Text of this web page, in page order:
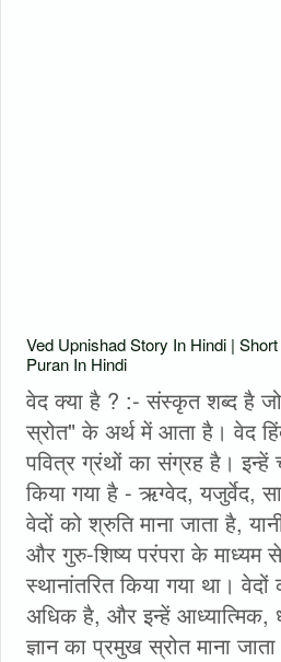
Ved Upnishad Story In Hindi |
Puran In Hindi
वेद क्या है ? :- संस्कृत शब्द है जो
स्रोत" के अर्थ में आता है। वेद
पवित्र ग्रंथों का संग्रह है। इन्हें
किया गया है - ऋग्वेद, यजुर्वेद,
वेदों को श्रुति माना जाता है,
और गुरु-शिष्य परंपरा के माध्यम से
स्थानांतरित किया गया था।
अधिक है, और इन्हें आध्यात्मिक,
ज्ञान का प्रमुख स्रोत माना